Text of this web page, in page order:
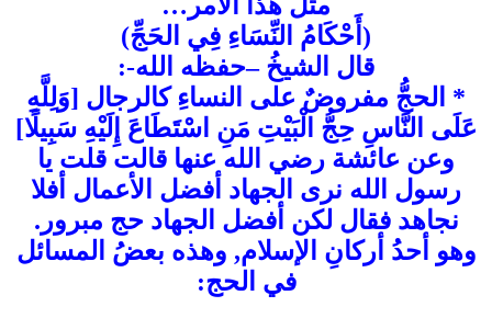
(أَحْكَامُ النِّسَاءِ فِي الحَجِّ)
قال الشيخُ –حفظه الله-:
* الحجُّ مفروضٌ على النساءِ كالرجال [وَلِلَّهِ
عَلَى النَّاسِ حِجُّ الْبَيْتِ مَنِ اسْتَطَاعَ إِلَيْهِ سَبِيلًا]
وعن عائشة رضي الله عنها قالت قلت يا
رسول الله نرى الجهاد أفضل الأعمال أفلا
نجاهد فقال لكن أفضل الجهاد حج مبرور.
وهو أحدُ أركانِ الإسلام, وهذه بعضُ المسائل
في الحج: